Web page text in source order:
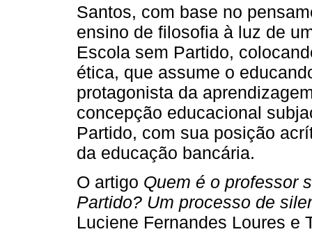
Santos, com base no
ensino de filosofia à luz de
Escola sem Partido,
ética, que assume o
protagonista da
concepção educacional
Partido, com sua posição
da educação bancária.
O artigo Quem é o professor
Partido? Um processo de
Luciene Fernandes Loures e